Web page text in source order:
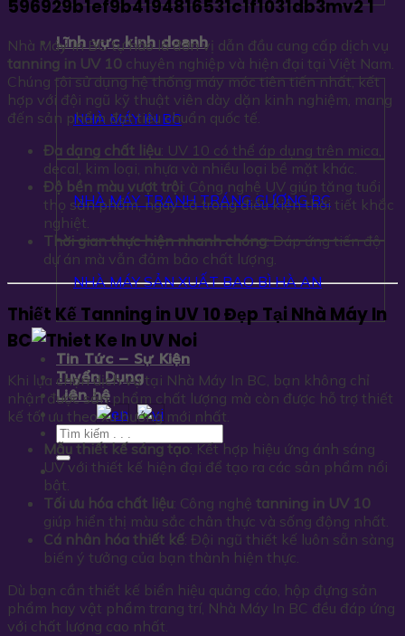
Lĩnh vực kinh doanh
NHÀ MÁY IN BC
NHÀ MÁY TRANH TRÁNG GƯƠNG BC
NHÀ MÁY SẢN XUẤT BAO BÌ HÀ AN
Tin Tức – Sự Kiện
Tuyển Dụng
Liên hệ
Nhà Máy In BC tự hào là đơn vị dẫn đầu cung cấp dịch vụ
tanning in UV 10 chuyên nghiệp và hiện đại tại Việt Nam.
Chúng tôi sử dụng hệ thống máy móc tiên tiến nhất, kết
hợp với đội ngũ kỹ thuật viên dày dặn kinh nghiệm, mang
đến sản phẩm đạt tiêu chuẩn quốc tế.
Đa dạng chất liệu: UV 10 có thể áp dụng trên mica,
decal, kim loại, nhựa và nhiều loại bề mặt khác.
Độ bền màu vượt trội: Công nghệ UV giúp tăng tuổi
thọ sản phẩm, ngay cả trong điều kiện thời tiết khắc
nghiệt.
Thời gian thực hiện nhanh chóng: Đáp ứng tiến độ
dự án mà vẫn đảm bảo chất lượng.
Thiết Kế Tanning in UV 10 Đẹp Tại Nhà Máy In
BC
Khi lựa chọn dịch vụ tại Nhà Máy In BC, bạn không chỉ
nhận được sản phẩm chất lượng mà còn được hỗ trợ thiết
kế tối ưu theo xu hướng mới nhất.
Mẫu thiết kế sáng tạo: Kết hợp hiệu ứng ánh sáng
UV với thiết kế hiện đại để tạo ra các sản phẩm nổi
bật.
Tối ưu hóa chất liệu: Công nghệ tanning in UV 10
giúp hiển thị màu sắc chân thực và sống động nhất.
Cá nhân hóa thiết kế: Đội ngũ thiết kế luôn sẵn sàng
biến ý tưởng của bạn thành hiện thực.
Dù bạn cần thiết kế biển hiệu quảng cáo, hộp đựng sản
phẩm hay vật phẩm trang trí, Nhà Máy In BC đều đáp ứng
với chất lượng cao nhất.